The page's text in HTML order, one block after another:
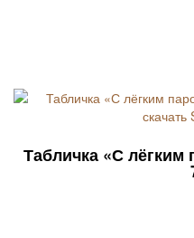
Табличка «С